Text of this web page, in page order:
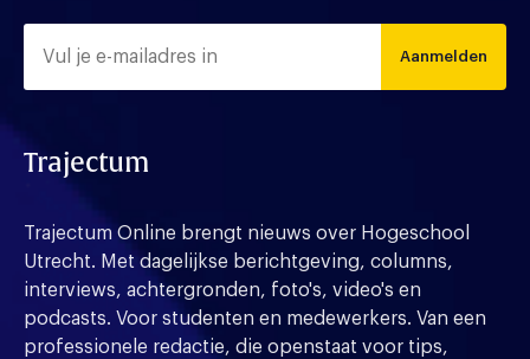
Aanmelden
Trajectum
Trajectum Online brengt nieuws over Hogeschool
Utrecht. Met dagelijkse berichtgeving, columns,
interviews, achtergronden, foto's, video's en
podcasts. Voor studenten en medewerkers. Van een
professionele redactie, die openstaat voor tips,